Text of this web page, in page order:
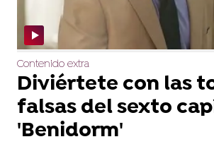
Contenido extra
Diviértete con las
falsas del sexto
'Benidorm'